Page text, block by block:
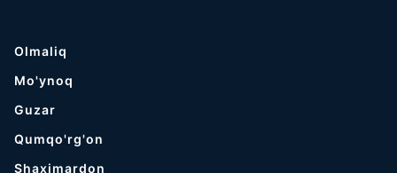
Olmaliq
Mo'ynoq
Guzar
Qumqo'rg'on
Shaximardon